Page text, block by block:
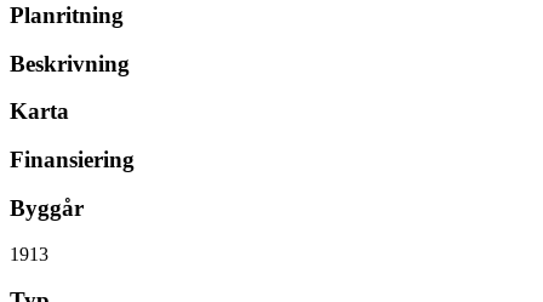
Planritning
Beskrivning
Karta
Finansiering
Byggår
1913